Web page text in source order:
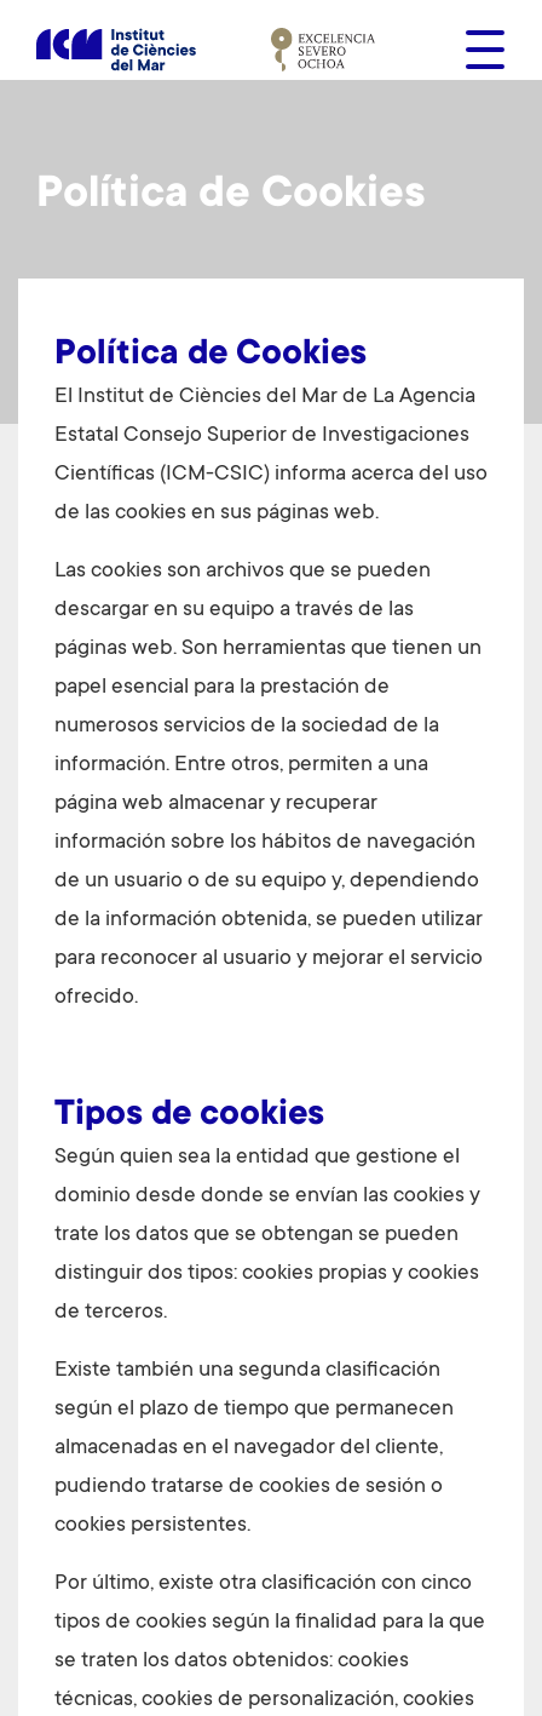
i
Política de Cookies
Política de Cookies
El Institut de Ciències del Mar de La Agencia
Estatal Consejo Superior de Investigaciones
Científicas (ICM-CSIC) informa acerca del uso
de las cookies en sus páginas web.
Las cookies son archivos que se pueden
descargar en su equipo a través de las
páginas web. Son herramientas que tienen un
papel esencial para la prestación de
numerosos servicios de la sociedad de la
información. Entre otros, permiten a una
página web almacenar y recuperar
información sobre los hábitos de navegación
de un usuario o de su equipo y, dependiendo
de la información obtenida, se pueden utilizar
para reconocer al usuario y mejorar el servicio
ofrecido.
Tipos de cookies
Según quien sea la entidad que gestione el
dominio desde donde se envían las cookies y
trate los datos que se obtengan se pueden
distinguir dos tipos: cookies propias y cookies
de terceros.
Existe también una segunda clasificación
según el plazo de tiempo que permanecen
almacenadas en el navegador del cliente,
pudiendo tratarse de cookies de sesión o
cookies persistentes.
Por último, existe otra clasificación con cinco
tipos de cookies según la finalidad para la que
se traten los datos obtenidos: cookies
técnicas, cookies de personalización, cookies